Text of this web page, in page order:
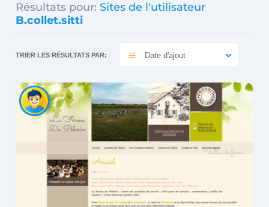
Résultats pour: Sites de l'utilisateur
B.collet.sitti
TRIER LES RÉSULTATS PAR: Date d'ajout